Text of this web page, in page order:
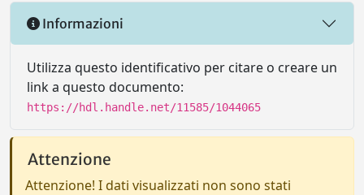
Informazioni
Utilizza questo identificativo per citare o creare un
link a questo documento:
https://hdl.handle.net/11585/1044065
Attenzione
Attenzione! I dati visualizzati non sono stati